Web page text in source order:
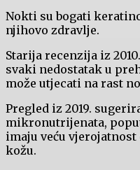
Nokti su bogati
njihovo zdravlje.
Starija recenzija iz
svaki nedostatak u
može utjecati na rast
Pregled iz 2019.
mikronutrijenata,
imaju veću
kožu.